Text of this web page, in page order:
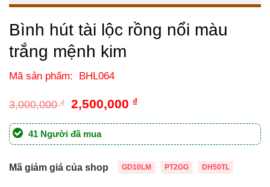
Bình hút tài lộc rồng nổi màu
trắng mệnh kim
Mã sản phẩm: BHL064
3,000,000₫
Giá
là:
3,000,000 ₫.
2,500,000 ₫Giá
tại
là:
41 Người đã mua
Mã giảm giá của shop GD10LM PT2GG DH50TL